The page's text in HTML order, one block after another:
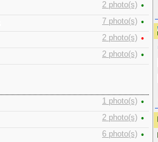
2 photo(s) •
7 photo(s) •
2 photo(s) •
2 photo(s) •
1 photo(s) •
2 photo(s) •
6 photo(s) •